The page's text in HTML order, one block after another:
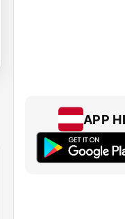
APP